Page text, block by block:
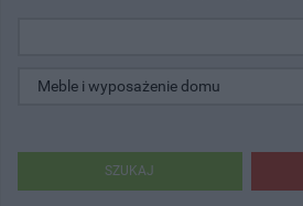
SZUKAJ